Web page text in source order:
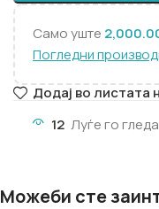
Само уште
Погледни
Додај во листата
12 Луѓе го
Можеби сте